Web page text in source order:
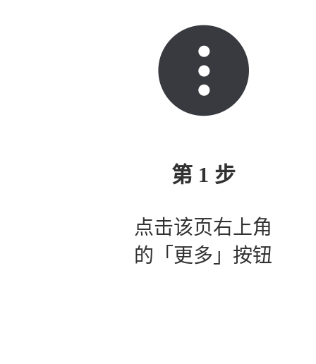
第 1 步
点击该页右上角
的「更多」按钮